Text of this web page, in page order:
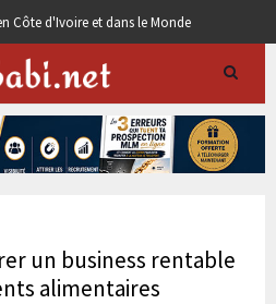
Côte d'Ivoire et dans le Monde
un business rentable
alimentaires